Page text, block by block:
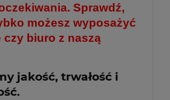
Sprawdź,
możesz wyposażyć
czy biuro z naszą
jakość, trwałość i